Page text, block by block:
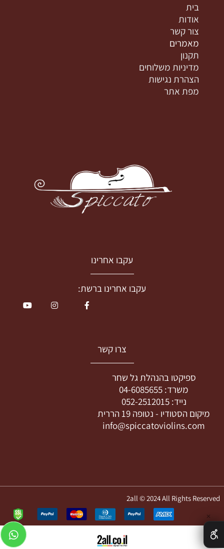
בית
אודות
צור קשר
מאמרים
תקנון
מדיניות משלוחים
הצהרת נגישות
מפת אתר
עקבו אחרינו
עקבו אחרינו ברשת:
צרו קשר
ספיקטו בהנהלת גל שחר
משרד: 04-6085655
נייד:052-2512015
מיקום הסטודיו - נטופה 19 הררית
info@spiccatoviolins.com
2all © 2024 All Rights Reserved
✕